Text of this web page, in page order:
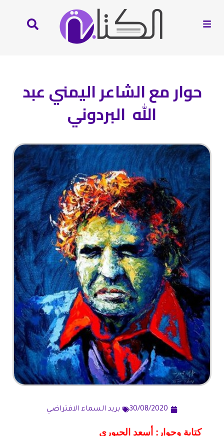
حوار مع الشاعر اليمني عبد
الله البردوني
30/08/2020 بريد السماء الافتراضي
كتابة وحوار: أسعد الجبوري